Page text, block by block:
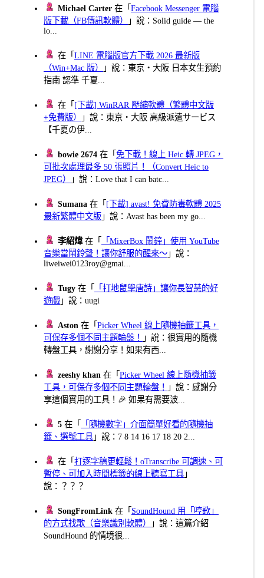
Michael Carter 在「Facebook Messenger 電腦
版下載（FB傳訊軟體）
」說：Solid guide — the
lo...
在「LINE 電腦版官方下載 2026 最新版
（Win+Mac 版）
」說：東京・大阪 日本女生預約
指南 認準 千夏...
在「 [下載] WinRAR 壓縮軟體（繁體中文版
+免費版）
」說：東京・大阪 高級派遣サービス
【千夏の伊...
bowie 2674 在「免下載！線上 Heic 轉 JPEG，
可批次處理最多 50 張照片！（Convert Heic to
JPEG）
」說：Love that I can batc...
Sumana 在「 [下載] avast! 免費防毒軟體 2025
最新繁體中文版 」說：Avast has been my go...
李紹煒在「
「MixerBox 鬧鐘」使用 YouTube
音樂當鬧鈴聲！讓你舒服的醒來～ 」說：
liweiwei0123roy@gmai...
Tugy 在「
「打地鼠學唐詩」讓你長智慧的好
遊戲 」說：uugi
Aston 在「Picker Wheel 線上隨機抽籤工具，
可保存多個不同主題輪盤！
」說：很實用的隨機
轉盤工具，謝謝分享！如果有西...
zeeshy khan 在「Picker Wheel 線上隨機抽籤
工具，可保存多個不同主題輪盤！
」說：感謝分
享這個實用的工具！🎉 如果有需要波...
5 在「
「隨機數字」介面簡單好看的隨機抽
籤、選號工具 」說：7 8 14 16 17 18 20 2...
在「打逐字稿更輕鬆！oTranscribe 可調速、可
暫停、可加入時間標籤的線上聽寫工具 」
說：？？？
SongFromLink 在「 SoundHound 用「哼歌」
的方式找歌（音樂識別軟體）
」說：這篇介紹
SoundHound 的情境很...